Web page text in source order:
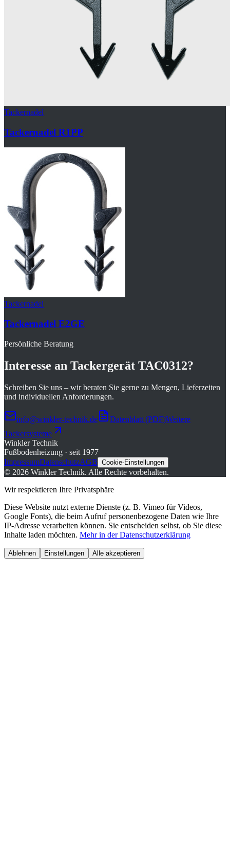
Tackernadel
Tackernadel R1PP
Tackernadel
Tackernadel E2GE
Persönliche Beratung
Interesse an Tackergerät TAC0312?
Schreiben Sie uns – wir beraten Sie gerne zu Mengen, Lieferzeiten
und individuellen Anforderungen.
info@winkler-technik.de Datenblatt (PDF)Weitere
Tackersysteme
Winkler Technik
Fußbodenheizung · seit 1977
ImpressumDatenschutzAGB Cookie-Einstellungen
© 2026 Winkler Technik. Alle Rechte vorbehalten.
Wir respektieren Ihre Privatsphäre
Diese Website nutzt externe Dienste (z. B. Vimeo für Videos,
Google Fonts), die beim Aufruf personenbezogene Daten wie Ihre
IP-Adresse verarbeiten können. Sie entscheiden selbst, ob Sie diese
Inhalte laden möchten. Mehr in der Datenschutzerklärung
Ablehnen Einstellungen Alle akzeptieren